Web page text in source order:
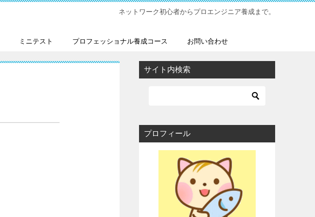
ネットワーク初心者からプロエンジニア養成まで。
ミニテスト プロフェッショナル養成コース お問い合わせ
サイト内検索
プロフィール